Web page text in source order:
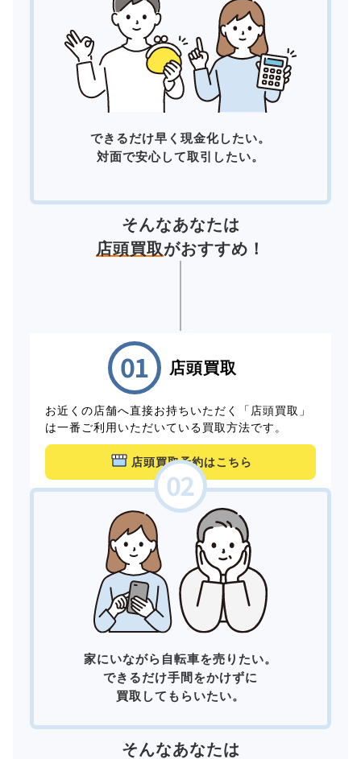
できるだけ早く現金化したい。
対面で安心して取引したい。
そんなあなたは
店頭買取がおすすめ！
店頭買取
お近くの店舗へ直接お持ちいただく「店頭買取」
は一番ご利用いただいている買取方法です。
店頭買取予約はこちら
家にいながら自転車を売りたい。
できるだけ手間をかけずに
買取してもらいたい。
そんなあなたは